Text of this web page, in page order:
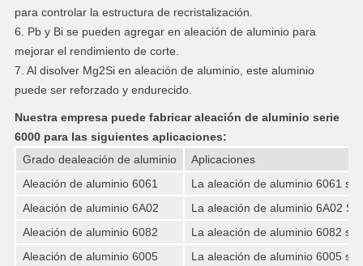
para controlar la estructura de recristalización.
6. Pb y Bi se pueden agregar en aleación de aluminio para
mejorar el rendimiento de corte.
7. Al disolver Mg2Si en aleación de aluminio, este aluminio
puede ser reforzado y endurecido.
Nuestra empresa puede fabricar aleación de aluminio serie
6000 para las siguientes aplicaciones:
Grado dealeación de aluminio
Aplicaciones
Aleación de aluminio 6061
La aleación de aluminio 6061
Aleación de aluminio 6A02
La aleación de aluminio 6A02
Aleación de aluminio 6082
La aleación de aluminio 6082
Aleación de aluminio 6005
La aleación de aluminio 6005